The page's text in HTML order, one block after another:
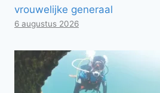
vrouwelijke generaal
6 augustus 2026